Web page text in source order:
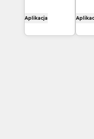
Aplikacja